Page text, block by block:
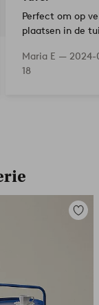
Perfect om op
plaatsen in de
Maria E — 2024-
18